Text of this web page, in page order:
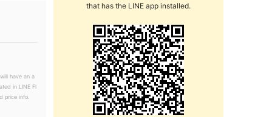
that has the LINE app installed.
have an a
in LINE Fl
price info.